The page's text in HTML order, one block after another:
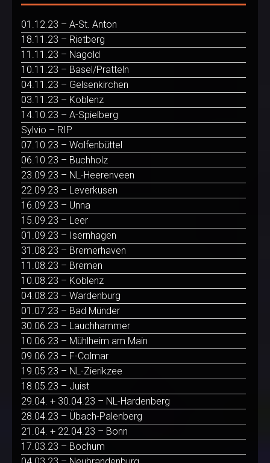
01.12.23 – A-St. Anton
18.11.23 – Rietberg
11.11.23 – Nagold
10.11.23 – Basel/Pratteln
04.11.23 – Gelsenkirchen
03.11.23 – Koblenz
14.10.23 – A-Spielberg
Sylvio – RIP
07.10.23 – Wolfenbüttel
06.10.23 – Buchholz
23.09.23 – NL-Heerenveen
22.09.23 – Leverkusen
16.09.23 – Unna
15.09.23 – Leer
01.09.23 – Isernhagen
31.08.23 – Bremerhaven
11.08.23 – Bremen
10.08.23 – Koblenz
04.08.23 – Wardenburg
01.07.23 – Bad Münder
30.06.23 – Lauchhammer
10.06.23 – Mühlheim am Main
09.06.23 – F-Colmar
19.05.23 – NL-Zierikzee
18.05.23 – Juist
29.04. + 30.04.23 – NL-Hardenberg
28.04.23 – Übach-Palenberg
21.04. + 22.04.23 – Bonn
17.03.23 – Bochum